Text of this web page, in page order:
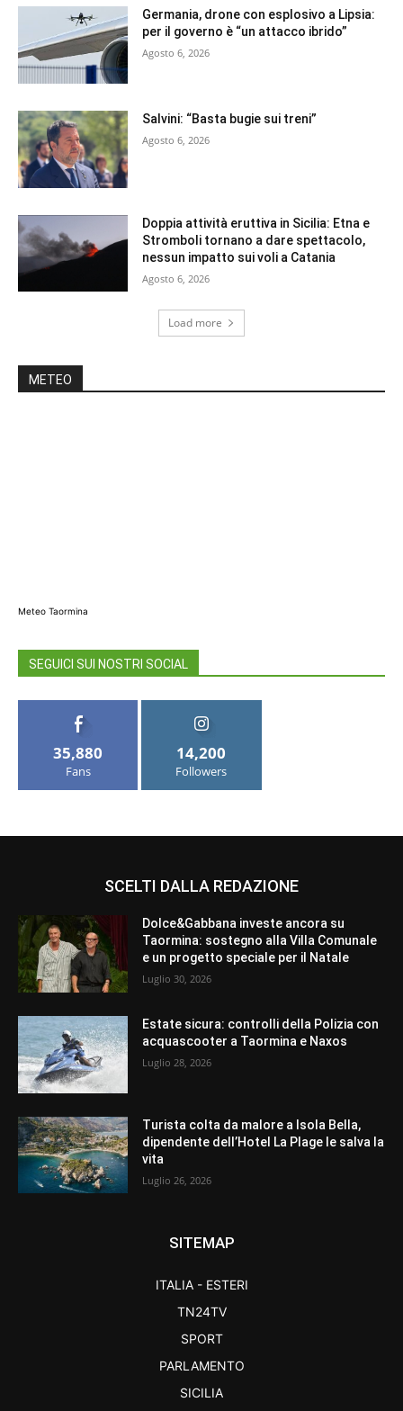
Germania, drone con esplosivo a Lipsia:
per il governo è “un attacco ibrido”
Agosto 6, 2026
Salvini: “Basta bugie sui treni”
Agosto 6, 2026
Doppia attività eruttiva in Sicilia: Etna e
Stromboli tornano a dare spettacolo,
nessun impatto sui voli a Catania
Agosto 6, 2026
Load more
METEO
Meteo Taormina
SEGUICI SUI NOSTRI SOCIAL
35,880
Fans
14,200
Followers
SCELTI DALLA REDAZIONE
Dolce&Gabbana investe ancora su
Taormina: sostegno alla Villa Comunale
e un progetto speciale per il Natale
Luglio 30, 2026
Estate sicura: controlli della Polizia con
acquascooter a Taormina e Naxos
Luglio 28, 2026
Turista colta da malore a Isola Bella,
dipendente dell’Hotel La Plage le salva la
vita
Luglio 26, 2026
SITEMAP
ITALIA - ESTERI
TN24TV
SPORT
PARLAMENTO
SICILIA